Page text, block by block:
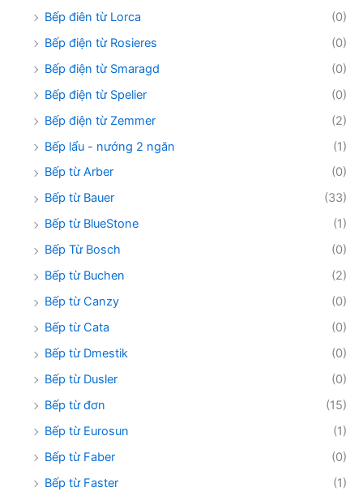
Bếp điên từ Lorca
(0)
Bếp điện từ Rosieres
(0)
Bếp điện từ Smaragd
(0)
Bếp điện từ Spelier
(0)
Bếp điện từ Zemmer
(2)
Bếp lẩu - nướng 2 ngăn
(1)
Bếp từ Arber
(0)
Bếp từ Bauer
(33)
Bếp từ BlueStone
(1)
Bếp Từ Bosch
(0)
Bếp từ Buchen
(2)
Bếp từ Canzy
(0)
Bếp từ Cata
(0)
Bếp từ Dmestik
(0)
Bếp từ Dusler
(0)
Bếp từ đơn
(15)
Bếp từ Eurosun
(1)
Bếp từ Faber
(0)
Bếp từ Faster
(1)